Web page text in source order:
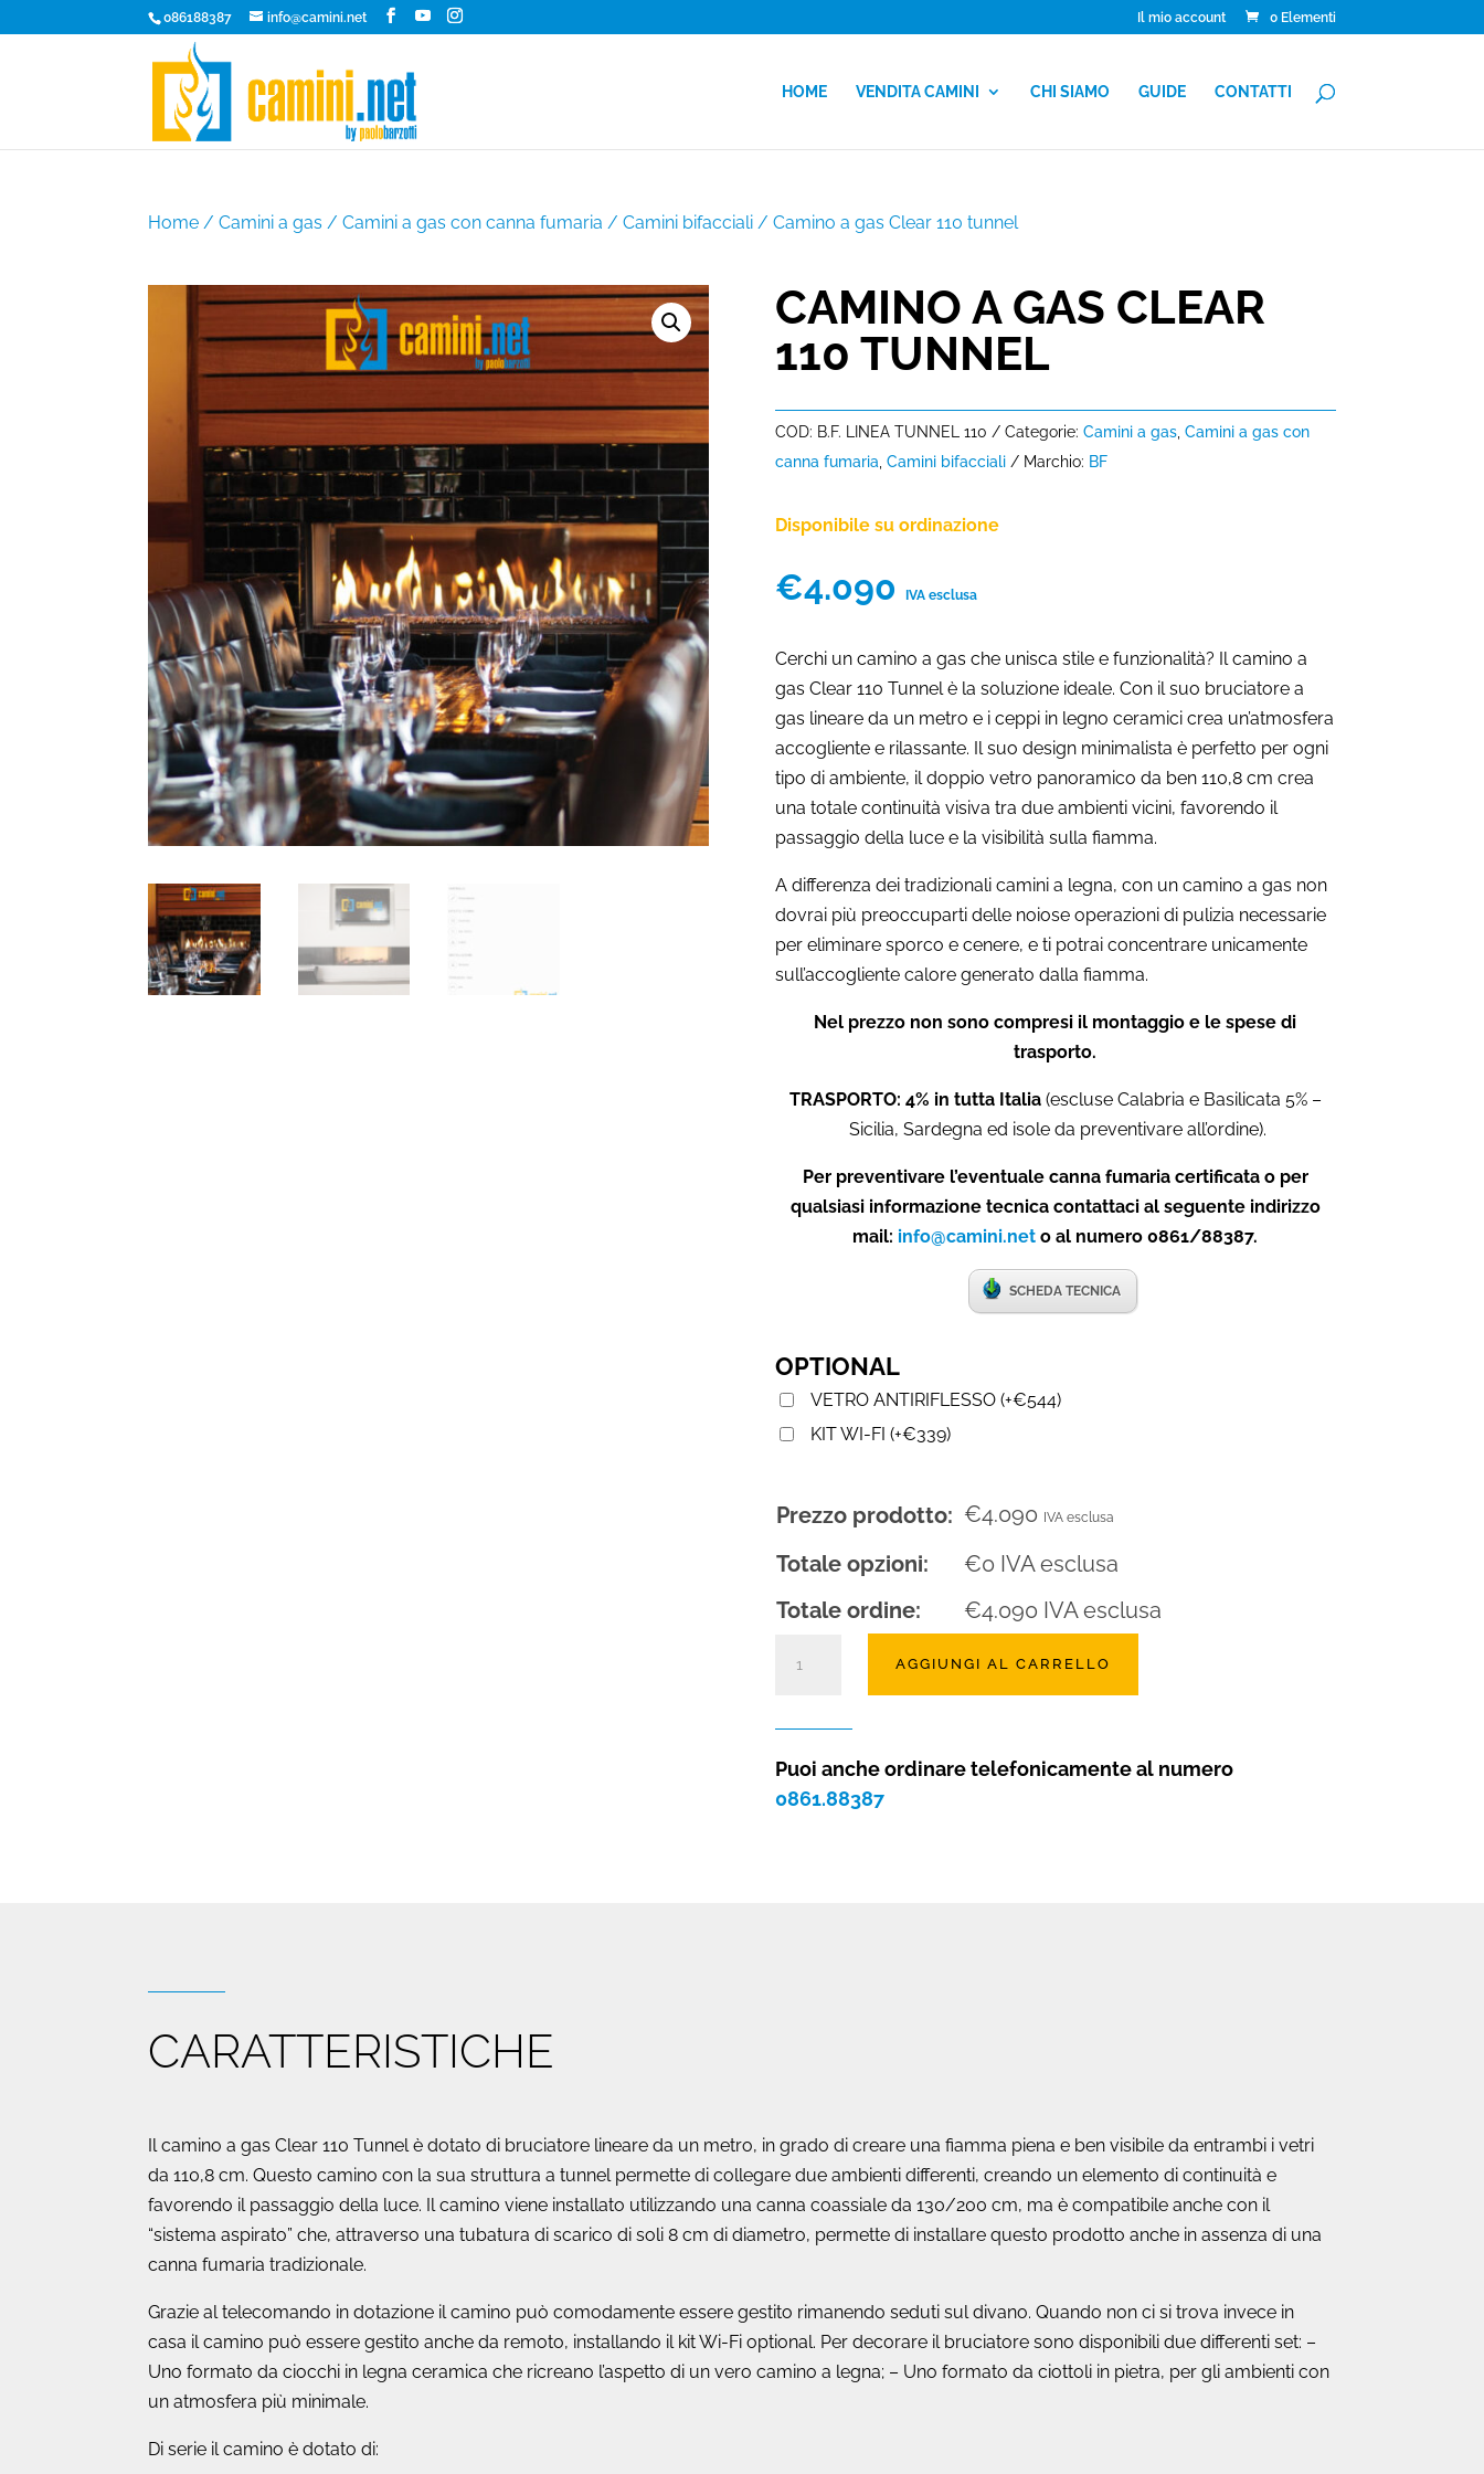
086188387 info@camini.net Il mio account 0 Elementi
HOME VENDITA CAMINI CHI SIAMO GUIDE CONTATTI
Home /Camini a gas /Camini a gas con canna fumaria /Camini bifacciali / Camino a gas Clear 110 tunnel
CAMINO A GAS CLEAR
110 TUNNEL
COD: B.F. LINEA TUNNEL 110 Categorie: Camini a gas, Camini a gas con
canna fumaria Camini bifacciali Marchio: BF
Disponibile su ordinazione
€4.090 IVA esclusa
Cerchi un camino a gas che unisca stile e funzionalità? Il camino a
gas Clear 110 Tunnel è la soluzione ideale. Con il suo bruciatore a
gas lineare da un metro e i ceppi in legno ceramici crea un’atmosfera
accogliente e rilassante. Il suo design minimalista è perfetto per ogni
tipo di ambiente, il doppio vetro panoramico da ben 110,8 cm crea
una totale continuità visiva tra due ambienti vicini, favorendo il
passaggio della luce e la visibilità sulla fiamma.
A differenza dei tradizionali camini a legna, con un camino a gas non
dovrai più preoccuparti delle noiose operazioni di pulizia necessarie
per eliminare sporco e cenere, e ti potrai concentrare unicamente
sull’accogliente calore generato dalla fiamma.
Nel prezzo non sono compresi il montaggio e le spese di
trasporto.
TRASPORTO: 4% in tutta Italia (escluse Calabria e Basilicata 5% –
Sicilia, Sardegna ed isole da preventivare all’ordine).
Per preventivare l’eventuale canna fumaria certificata o per
qualsiasi informazione tecnica contattaci al seguente indirizzo
mail: info@camini.net o al numero 0861/88387.
SCHEDA TECNICA
OPTIONAL
VETRO ANTIRIFLESSO (+€544)
KIT WI-FI (+€339)
Prezzo prodotto: €4.090 IVA esclusa
Totale opzioni: €0 IVA esclusa
Totale ordine:
€4.090 IVA esclusa
110
tunnel
AGGIUNGI AL CARRELLO
Puoi anche ordinare telefonicamente al numero
0861.88387
CARATTERISTICHE
Il camino a gas Clear 110 Tunnel è dotato di bruciatore lineare da un metro, in grado di creare una fiamma piena e ben visibile da entrambi i vetri
da 110,8 cm. Questo camino con la sua struttura a tunnel permette di collegare due ambienti differenti, creando un elemento di continuità e
favorendo il passaggio della luce. Il camino viene installato utilizzando una canna coassiale da 130/200 cm, ma è compatibile anche con il
“sistema aspirato” che, attraverso una tubatura di scarico di soli 8 cm di diametro, permette di installare questo prodotto anche in assenza di una
canna fumaria tradizionale.
Grazie al telecomando in dotazione il camino può comodamente essere gestito rimanendo seduti sul divano. Quando non ci si trova invece in
casa il camino può essere gestito anche da remoto, installando il kit Wi-Fi optional. Per decorare il bruciatore sono disponibili due differenti set: –
Uno formato da ciocchi in legna ceramica che ricreano l’aspetto di un vero camino a legna; – Uno formato da ciottoli in pietra, per gli ambienti con
un atmosfera più minimale.
Di serie il camino è dotato di: